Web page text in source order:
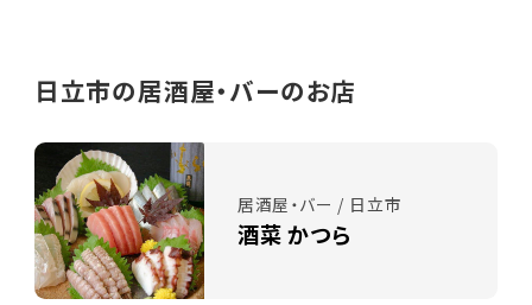
日立市の居酒屋・バーのお店
居酒屋・バー / 日立市
酒菜 かつら